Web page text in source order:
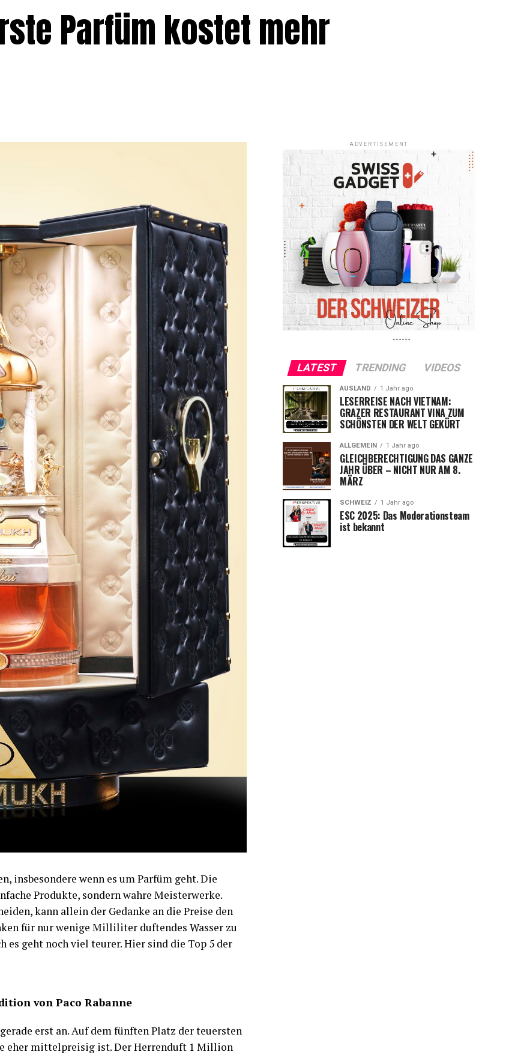
Parfüm kostet mehr
insbesondere wenn es um Parfüm geht. Die
Produkte, sondern wahre Meisterwerke.
kann allein der Gedanke an die Preise den
für nur wenige Milliliter duftendes Wasser zu
es geht noch viel teurer. Hier sind die Top 5 der
von Paco Rabanne
erst an. Auf dem fünften Platz der teuersten
eher mittelpreisig ist. Der Herrenduft 1 Million
ADVERTISEMENT
LATEST TRENDING VIDEOS
AUSLAND 1 Jahr ago
LESERREISE NACH VIETNAM:
GRAZER RESTAURANT VINA ZUM
SCHÖNSTEN DER WELT GEKÜRT
ALLGEMEIN 1 Jahr ago
GLEICHBERECHTIGUNG DAS GANZE
JAHR ÜBER – NICHT NUR AM 8.
MÄRZ
SCHWEIZ 1 Jahr ago
ESC 2025: Das Moderationsteam
ist bekannt